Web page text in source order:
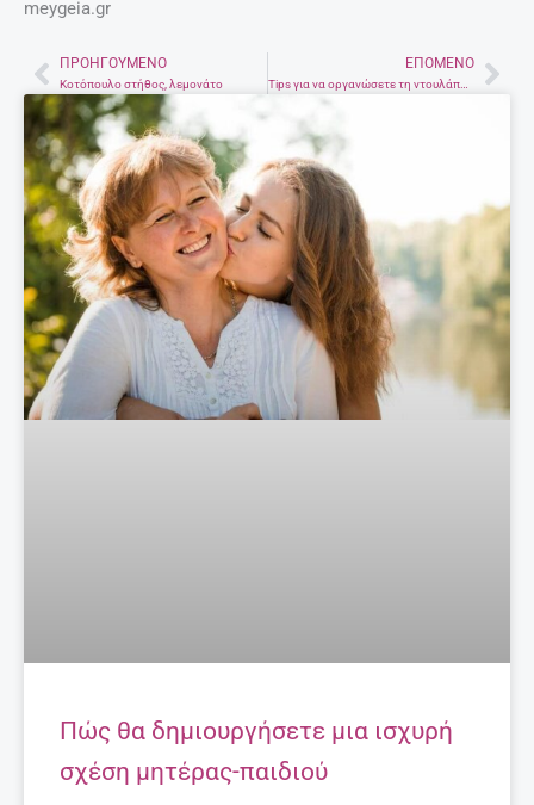
meygeia.gr
PrevΠΡΟΗΓΟΎΜΕΝΟ
Κοτόπουλο στήθος, λεμονάτο
ΕΠΌΜΕΝΟ
Tips για να οργανώσετε τη ντουλάπα σας εύκολα και γρήγορα
Πώς θα δημιουργήσετε μια ισχυρή
σχέση μητέρας-παιδιού